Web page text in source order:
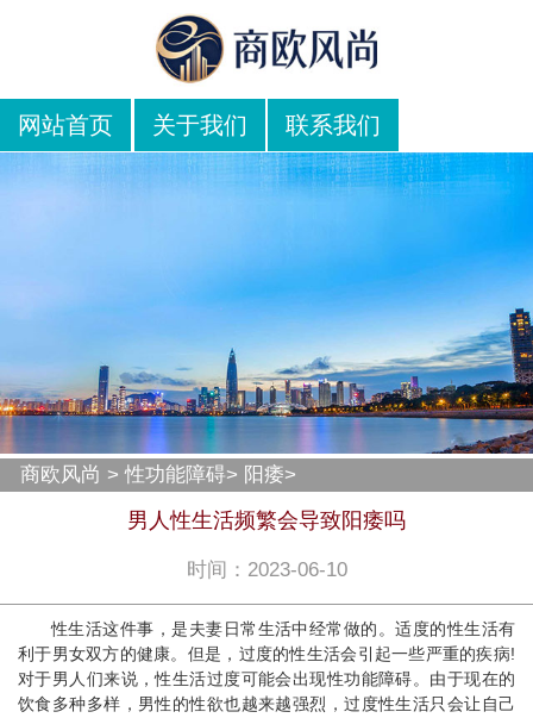
网站首页 关于我们 联系我们
商欧风尚 >性功能障碍> 阳痿>
男人性生活频繁会导致阳痿吗
时间：2023-06-10
性生活这件事，是夫妻日常生活中经常做的。适度的性生活有
利于男女双方的健康。但是，过度的性生活会引起一些严重的疾病!
对于男人们来说，性生活过度可能会出现性功能障碍。由于现在的
饮食多种多样，男性的性欲也越来越强烈，过度性生活只会让自己